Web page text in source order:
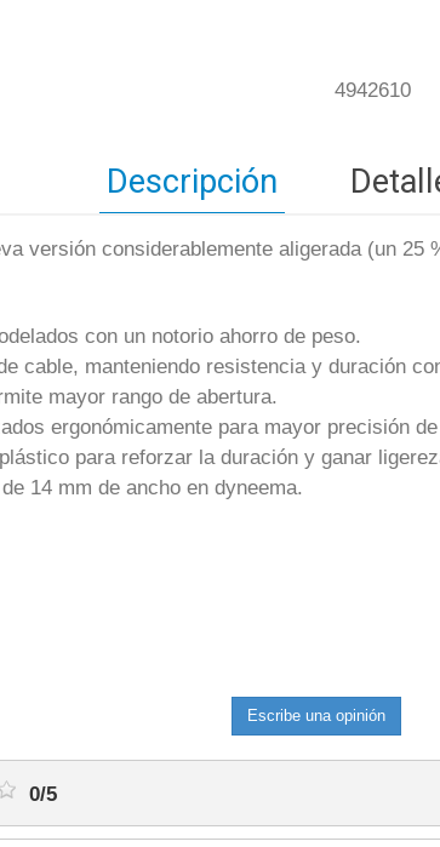
4942610
Descripción
versión considerablemente aligerada (un
con un notorio ahorro de peso.
cable, manteniendo resistencia y duración
mayor rango de abertura.
ergonómicamente para mayor precisión
para reforzar la duración y ganar
14 mm de ancho en dyneema.
Escribe una opinión
0/5